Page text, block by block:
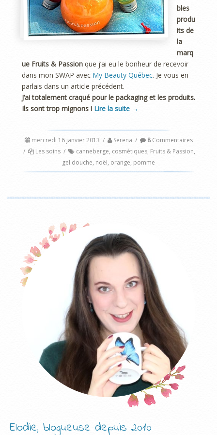
bles
produ
its de
la
marq
ue Fruits & Passion que j’ai eu le bonheur de recevoir
dans mon SWAP avec My Beauty Québec. Je vous en
parlais dans un article précédent.
J’ai totalement craqué pour le packaging et les produits.
Ils sont trop mignons ! Lire la suite →
mercredi 16 janvier 2013 / Serena / 8Commentaires
/
Les soins / canneberge, cosmétiques, Fruits & Passion,
gel douche, noël, orange, pomme
Elodie, blogueuse depuis 2010